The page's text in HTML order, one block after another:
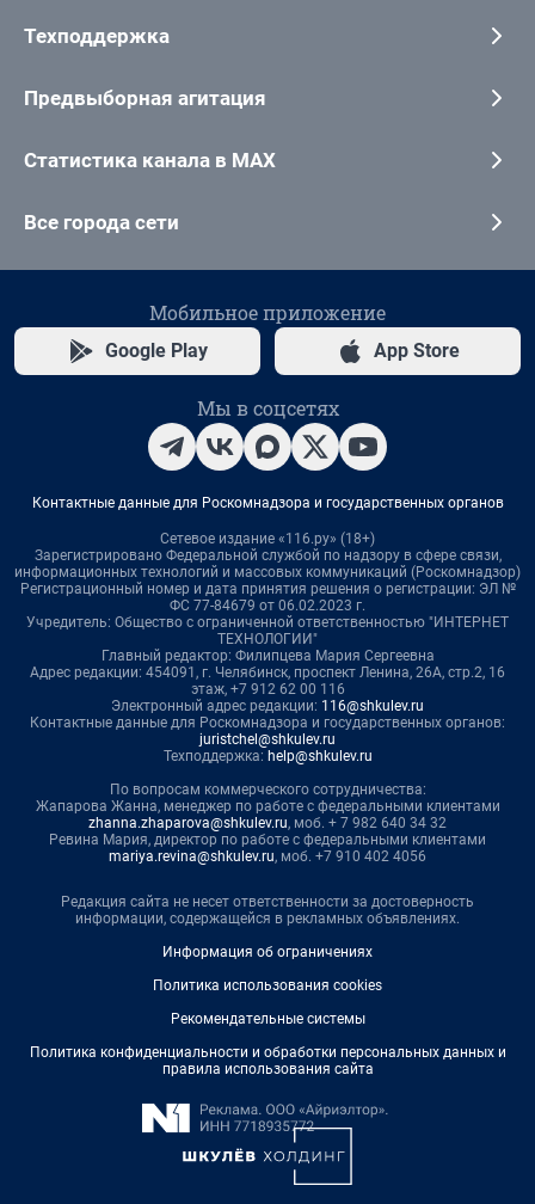
Техподдержка
Предвыборная агитация
Статистика канала в MAX
Все города сети
Мобильное приложение
Google Play App Store
Мы в соцсетях
Контактные данные для Роскомнадзора и государственных органов
Сетевое издание «116.ру» (18+)
Зарегистрировано Федеральной службой по надзору в сфере связи,
информационных технологий и массовых коммуникаций (Роскомнадзор)
Регистрационный номер и дата принятия решения о регистрации: ЭЛ №
ФС 77-84679 от 06.02.2023 г.
Учредитель: Общество с ограниченной ответственностью "ИНТЕРНЕТ
ТЕХНОЛОГИИ"
Главный редактор: Филипцева Мария Сергеевна
Адрес редакции: 454091, г. Челябинск, проспект Ленина, 26А, стр.2, 16
этаж, +7 912 62 00 116
Электронный адрес редакции: 116@shkulev.ru
Контактные данные для Роскомнадзора и государственных органов:
juristchel@shkulev.ru
Техподдержка: help@shkulev.ru
По вопросам коммерческого сотрудничества:
Жапарова Жанна, менеджер по работе с федеральными клиентами
zhanna.zhaparova@shkulev.ru, моб. + 7 982 640 34 32
Ревина Мария, директор по работе с федеральными клиентами
mariya.revina@shkulev.ru, моб. +7 910 402 4056
Редакция сайта не несет ответственности за достоверность
информации, содержащейся в рекламных объявлениях.
Информация об ограничениях
Политика использования cookies
Рекомендательные системы
Политика конфиденциальности и обработки персональных данных и
правила использования сайта